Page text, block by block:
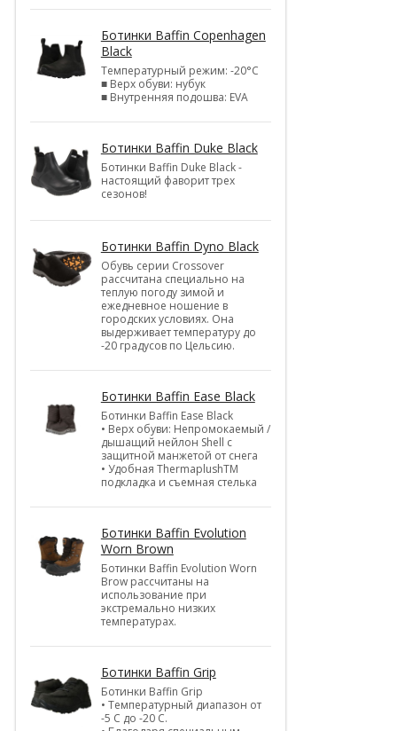
Ботинки Baffin Copenhagen
Black
Температурный режим: -20°С
■ Верх обуви: нубук
■ Внутренняя подошва: EVA
Ботинки Baffin Duke Black
Ботинки Baffin Duke Black -
настоящий фаворит трех
сезонов!
Ботинки Baffin Dyno Black
Обувь серии Crossover
рассчитана специально на
теплую погоду зимой и
ежедневное ношение в
городских условиях. Она
выдерживает температуру до
-20 градусов по Цельсию.
Ботинки Baffin Ease Black
Ботинки Baffin Ease Black
• Верх обуви: Непромокаемый /
дышащий нейлон Shell c
защитной манжетой от снега
• Удобная ThermaplushTM
подкладка и съемная стелька
Ботинки Baffin Evolution
Worn Brown
Ботинки Baffin Evolution Worn
Brow рассчитаны на
использование при
экстремально низких
температурах.
Ботинки Baffin Grip
Ботинки Baffin Grip
• Температурный диапазон от
-5 С до -20 С.